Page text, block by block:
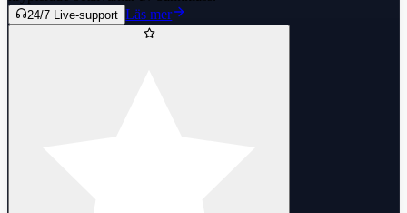
24/7 Live-support Läs mer